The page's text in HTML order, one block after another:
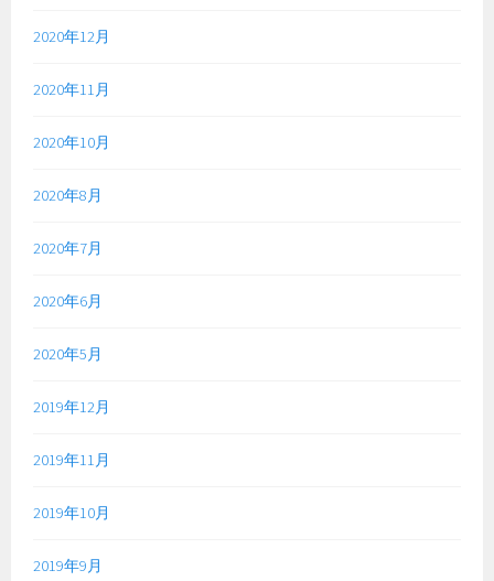
2020年12月
2020年11月
2020年10月
2020年8月
2020年7月
2020年6月
2020年5月
2019年12月
2019年11月
2019年10月
2019年9月